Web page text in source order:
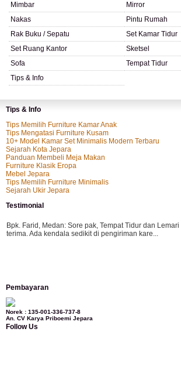
Mimbar
Mirror
Nakas
Pintu Rumah
Rak Buku / Sepatu
Set Kamar Tidur
Set Ruang Kantor
Sketsel
Sofa
Tempat Tidur
Tips & Info
Tips & Info
Tips Memilih Furniture Kamar Anak
Tips Mengatasi Furniture Kusam
10+ Model Kamar Set Minimalis Modern Terbaru
Sejarah Kota Jepara
Panduan Membeli Meja Makan
Furniture Klasik Eropa
Mebel Jepara
Tips Memilih Furniture Minimalis
Sejarah Ukir Jepara
Testimonial
Bpk. Farid, Medan: Sore pak, Tempat Tidur dan
terima. Ada kendala sedikit di pengiriman kare...
kursi teras saya sudah saya terima dan p...
Pembayaran
Norek : 135-001-336-737-8
An. CV Karya Priboemi Jepara
Follow Us